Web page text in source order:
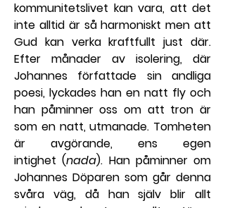
kommunitetslivet kan vara, att det
inte alltid är så harmoniskt men att
Gud kan verka kraftfullt just där.
Efter månader av isolering, där
Johannes författade sin andliga
poesi, lyckades han en natt fly och
han påminner oss om att tron är
som en natt, utmanade. Tomheten
är avgörande, ens egen
intighet (nada). Han påminner om
Johannes Döparen som går denna
svåra väg, då han själv blir allt